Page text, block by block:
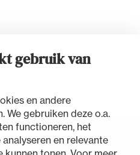
gebruik van
en andere
We gebruiken deze o.a.
functioneren, het
en relevante